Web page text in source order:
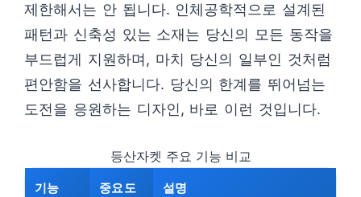
제한해서는 안 됩니다. 인체공학적으로 설계된
패턴과 신축성 있는 소재는 당신의 모든 동작을
부드럽게 지원하며, 마치 당신의 일부인 것처럼
편안함을 선사합니다. 당신의 한계를 뛰어넘는
도전을 응원하는 디자인, 바로 이런 것입니다.
등산자켓 주요 기능 비교
기능 중요도 설명